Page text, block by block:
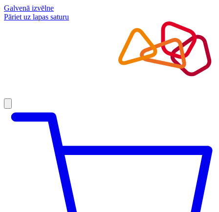
Galvenā izvēlne
Pāriet uz lapas saturu